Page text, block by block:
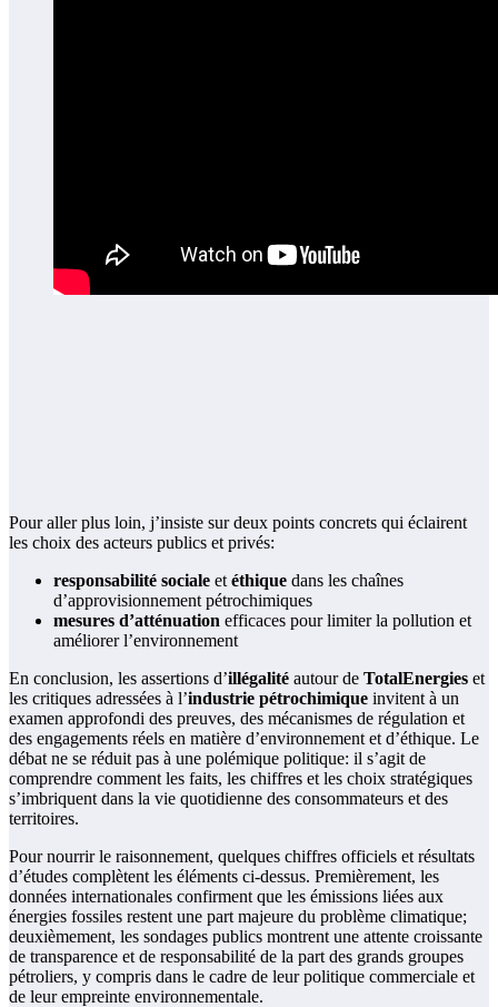
Pour aller plus loin, j’insiste sur deux points concrets qui éclairent
les choix des acteurs publics et privés:
responsabilité sociale et éthique dans les chaînes
d’approvisionnement pétrochimiques
mesures d’atténuation efficaces pour limiter la pollution et
améliorer l’environnement
En conclusion, les assertions d’illégalité autour de TotalEnergies et
les critiques adressées à l’industrie pétrochimique invitent à un
examen approfondi des preuves, des mécanismes de régulation et
des engagements réels en matière d’environnement et d’éthique. Le
débat ne se réduit pas à une polémique politique: il s’agit de
comprendre comment les faits, les chiffres et les choix stratégiques
s’imbriquent dans la vie quotidienne des consommateurs et des
territoires.
Pour nourrir le raisonnement, quelques chiffres officiels et résultats
d’études complètent les éléments ci-dessus. Premièrement, les
données internationales confirment que les émissions liées aux
énergies fossiles restent une part majeure du problème climatique;
deuxièmement, les sondages publics montrent une attente croissante
de transparence et de responsabilité de la part des grands groupes
pétroliers, y compris dans le cadre de leur politique commerciale et
de leur empreinte environnementale.